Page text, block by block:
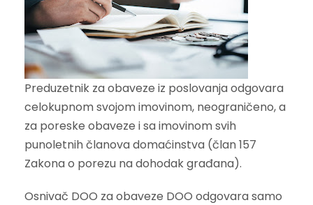
Preduzetnik za obaveze iz poslovanja odgovara
celokupnom svojom imovinom, neograničeno, a
za poreske obaveze i sa imovinom svih
punoletnih članova domaćinstva (član 157
Zakona o porezu na dohodak građana).
Osnivač DOO za obaveze DOO odgovara samo